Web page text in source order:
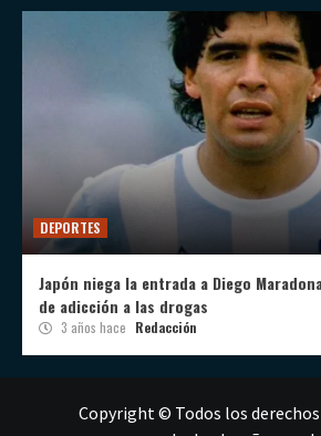
DEPORTES
Japón niega la entrada a Diego
de adicción a las drogas
3 años hace Redacción
Copyright © Todos los derechos